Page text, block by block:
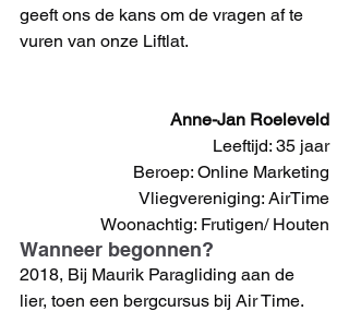
geeft ons de kans om de vragen af te
vuren van onze Liftlat.
Anne-Jan Roeleveld
Leeftijd: 35 jaar
Beroep: Online Marketing
Vliegvereniging: AirTime
Woonachtig: Frutigen/ Houten
Wanneer begonnen?
2018, Bij Maurik Paragliding aan de
lier, toen een bergcursus bij Air Time.